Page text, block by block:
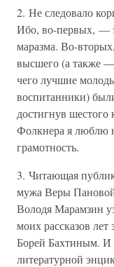
2. Не следовало
Ибо, во-первых, —
маразма. Во-
высшего (а также —
чего лучшие
воспитанники)
достигнув
Фолкнера я люблю
грамотность.
3. Читающая
мужа Веры
Володя Марамзин
моих рассказов лет
Борей Бахтиным. И
литературной